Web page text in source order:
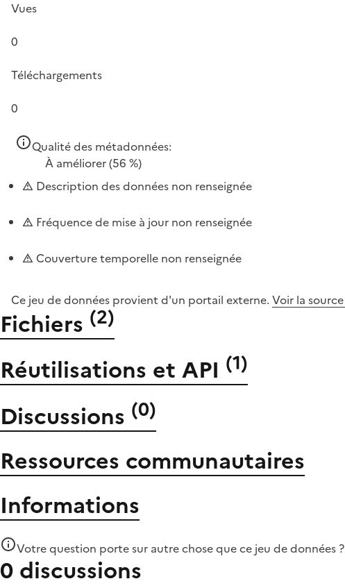
Vues
0
Téléchargements
0
Qualité des métadonnées:
À améliorer(56 %)
Description des données non renseignée
Fréquence de mise à jour non renseignée
Couverture temporelle non renseignée
Ce jeu de données provient d'un portail externe. Voir la
Fichiers (2)
Réutilisations et API (1)
Discussions (0)
Ressources communautaires
Informations
Votre question porte sur autre chose quece jeu de données ?
0 discussions